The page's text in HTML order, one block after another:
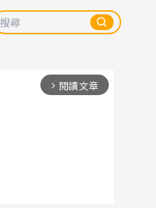
arrow_forward_ios 閱讀文章